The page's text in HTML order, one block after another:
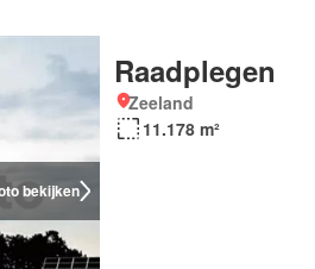
bekijken
Raadplegen
Zeeland
11.178 m²